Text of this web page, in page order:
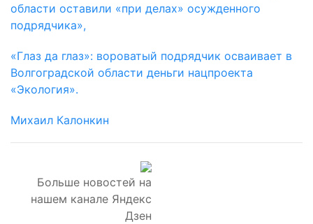
области оставили «при делах» осужденного
подрядчика»,
«Глаз да глаз»: вороватый подрядчик осваивает в
Волгоградской области деньги нацпроекта
«Экология».
Михаил Калонкин
Больше новостей на
нашем канале Яндекс
Дзен